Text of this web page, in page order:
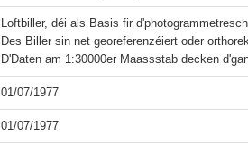
Loftbiller, déi als Basis fir
Des Biller sin net georeferenzéiert oder
01/07/1977
01/07/1977